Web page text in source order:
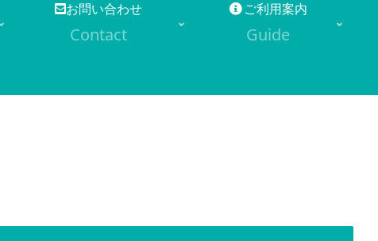
お問い合わせ
Contact
ご利用案内
Guide